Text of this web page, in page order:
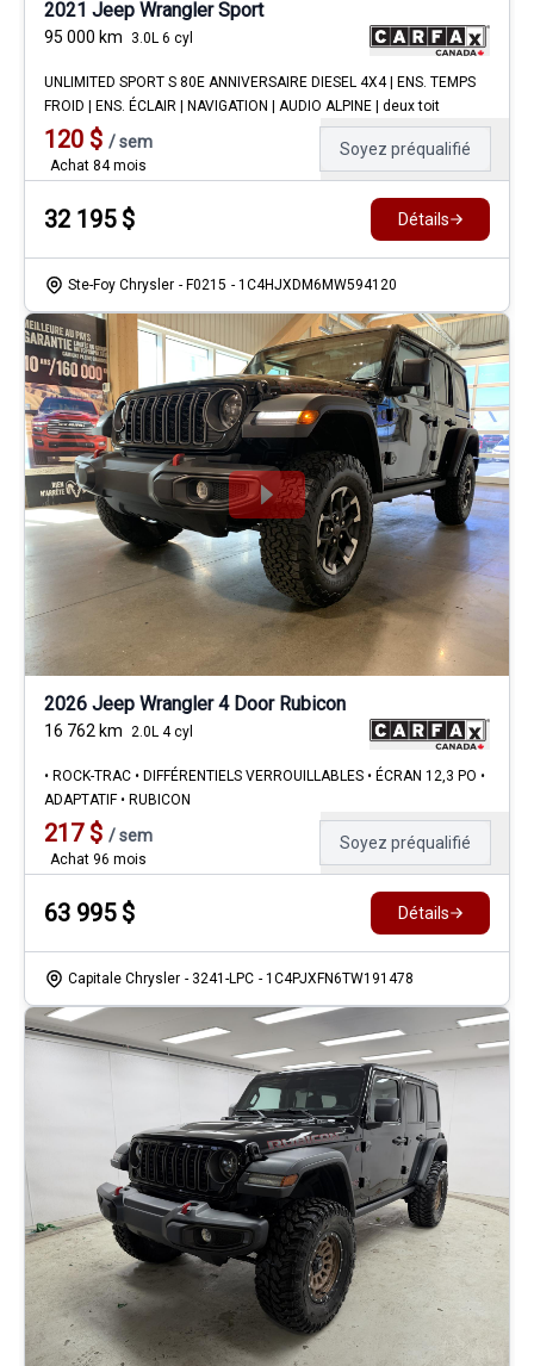
2021 Jeep Wrangler Sport
95 000 km 3.0L 6 cyl
UNLIMITED SPORT S 80E ANNIVERSAIRE DIESEL 4X4 | ENS. TEMPS
FROID | ENS. ÉCLAIR | NAVIGATION | AUDIO ALPINE | deux toit
120 $ /sem
Achat 84 mois
Soyez préqualifié
32 195$ Détails
Ste-Foy Chrysler - F0215 - 1C4HJXDM6MW594120
2026 Jeep Wrangler 4 Door Rubicon
16 762 km 2.0L 4 cyl
• ROCK-TRAC • DIFFÉRENTIELS VERROUILLABLES • ÉCRAN 12,3 PO •
ADAPTATIF • RUBICON
217$ /sem
Achat 96 mois
Soyez préqualifié
63 995$ Détails
Capitale Chrysler - 3241-LPC - 1C4PJXFN6TW191478